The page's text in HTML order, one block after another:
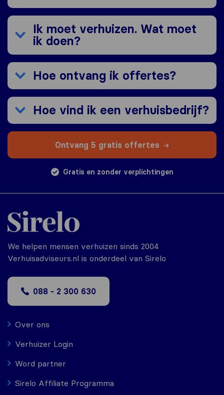
Ik moet verhuizen. Wat moet
ik doen?
Hoe ontvang ik offertes?
Hoe vind ik een verhuisbedrijf?
Ontvang 5 gratis offertes
Gratis en zonder verplichtingen
We helpen mensen verhuizen sinds 2004
Verhuisadviseurs.nl is onderdeel van Sirelo
088 - 2 300 630
Over ons
Verhuizer Login
Word partner
Sirelo Affiliate Programma